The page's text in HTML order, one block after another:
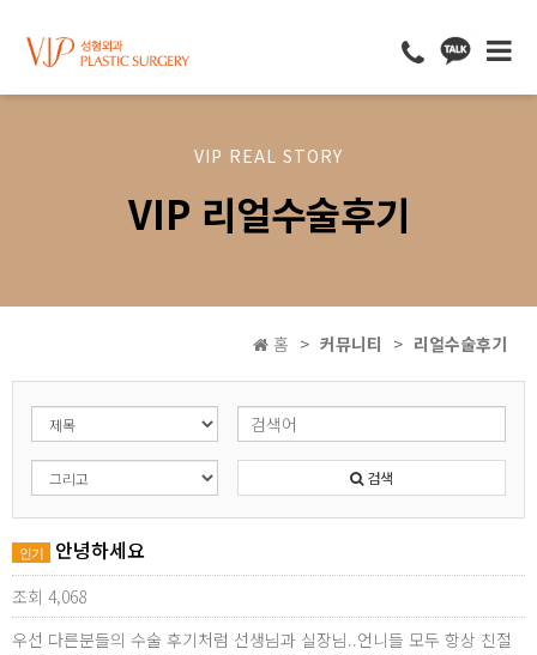
VIP REAL STORY
VIP 리얼수술후기
홈 커뮤니티 리얼수술후기
검색
인기 안녕하세요
조회 4,068
우선 다른분들의 수술 후기처럼 선생님과 실장님..언니들 모두 항상 친절